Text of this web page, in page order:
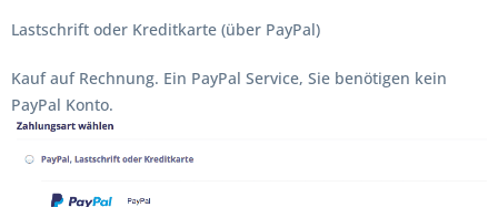
Lastschrift oder Kreditkarte (über PayPal)
Kauf auf Rechnung. Ein PayPal Service, Sie benötigen kein
PayPal Konto.